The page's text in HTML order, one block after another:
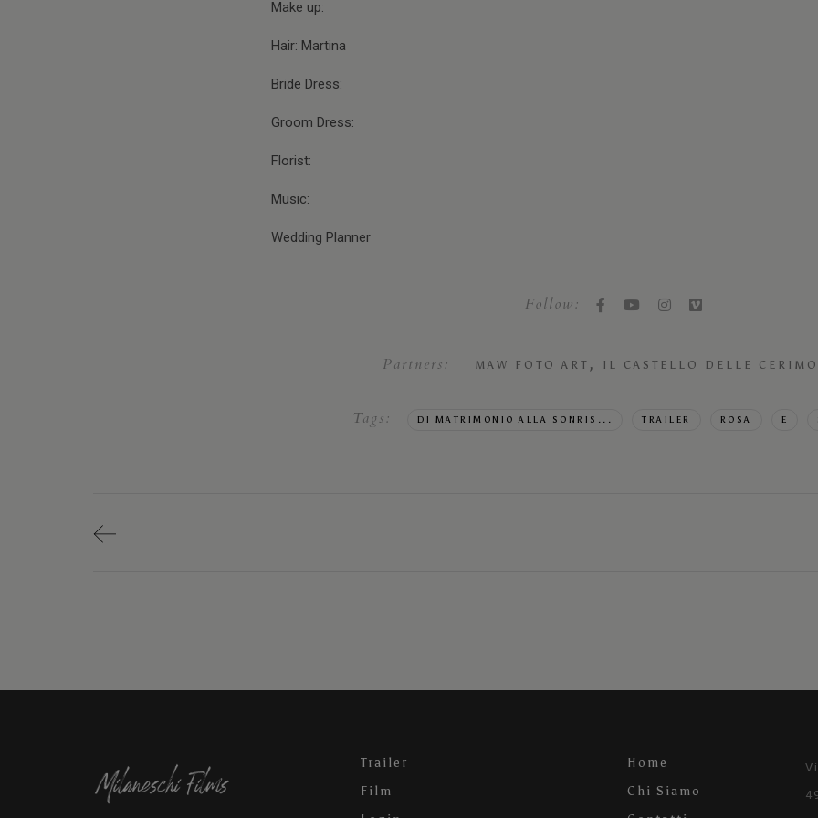
Make up:
Hair: Martina
Bride Dress:
Groom Dress:
Florist:
Music:
Wedding Planner
Follow:
Partners: MAW FOTO ART , IL CASTELLO DELLE
Tags: DI MATRIMONIO ALLA SONRIS... TRAILER ROSA E
Trailer
Film
Home
Chi Siamo